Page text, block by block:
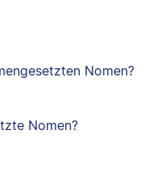
Nomen?
Nomen?